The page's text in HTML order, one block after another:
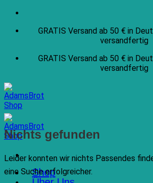
Zum
springen
GRATIS Versand ab 50 € in
versandfertig
GRATIS Versand ab 50 € in
versandfertig
Shop
Nichts gefunden
Leider konnten wir nichts Passendes
eine Suche erfolgreicher.